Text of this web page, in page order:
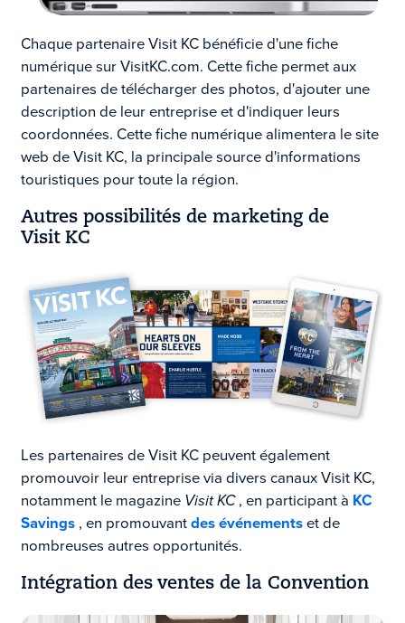
Chaque partenaire Visit KC bénéficie d'une fiche
numérique sur VisitKC.com. Cette fiche permet aux
partenaires de télécharger des photos, d'ajouter une
description de leur entreprise et d'indiquer leurs
coordonnées. Cette fiche numérique alimentera le site
web de Visit KC, la principale source d'informations
touristiques pour toute la région.
Autres possibilités de marketing de
Visit KC
Les partenaires de Visit KC peuvent également
promouvoir leur entreprise via divers canaux Visit KC,
notamment le magazine Visit KC, en participant à KC
Savings, en promouvantdes événementset de
nombreuses autres opportunités.
Intégration des ventes de la Convention